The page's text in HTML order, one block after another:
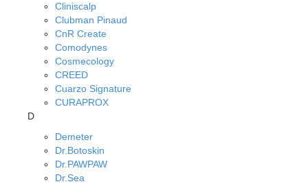
Cliniscalp
Clubman Pinaud
CnR Create
Comodynes
Cosmecology
CREED
Cuarzo Signature
CURAPROX
D
Demeter
Dr.Botoskin
Dr.PAWPAW
Dr.Sea